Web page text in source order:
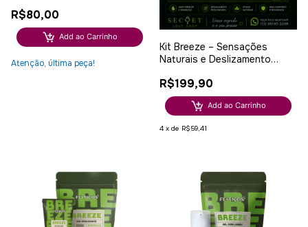
R$80,00
Add ao Carrinho
Atenção, última peça!
Kit Breeze – Sensações
Naturais e Deslizamento
R$199,90
Add ao Carrinho
4 x de R$59,41